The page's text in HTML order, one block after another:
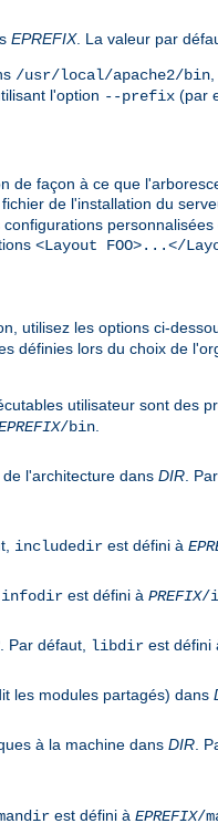
EPREFIX. La valeur par
/usr/local/apache2/bin,
l'option --prefix (par
de façon à ce que
de l'installation du
<Layout FOO>...</
utilisez les options ci-
définies lors du choix de
utilisateur sont des
/bin
l'architecture dans DIR .
includedir est défini à
infodir est défini à PREFIX/
. Par défaut, libdir est défini
les modules partagés) dans
à la machine dans DIR .
est défini à EPREFIX/